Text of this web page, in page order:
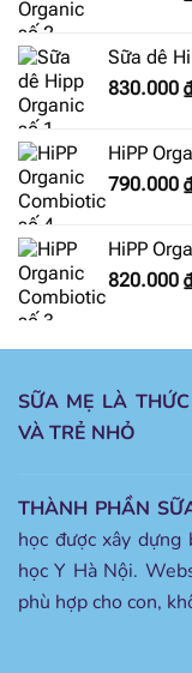
Sữa dê
830.000 ₫
HiPP
790.000 ₫
HiPP
820.000 ₫
SỮA MẸ LÀ
VÀ TRẺ NHỎ
THÀNH PHẦN
học được xây
học Y Hà Nội.
phù hợp cho con,